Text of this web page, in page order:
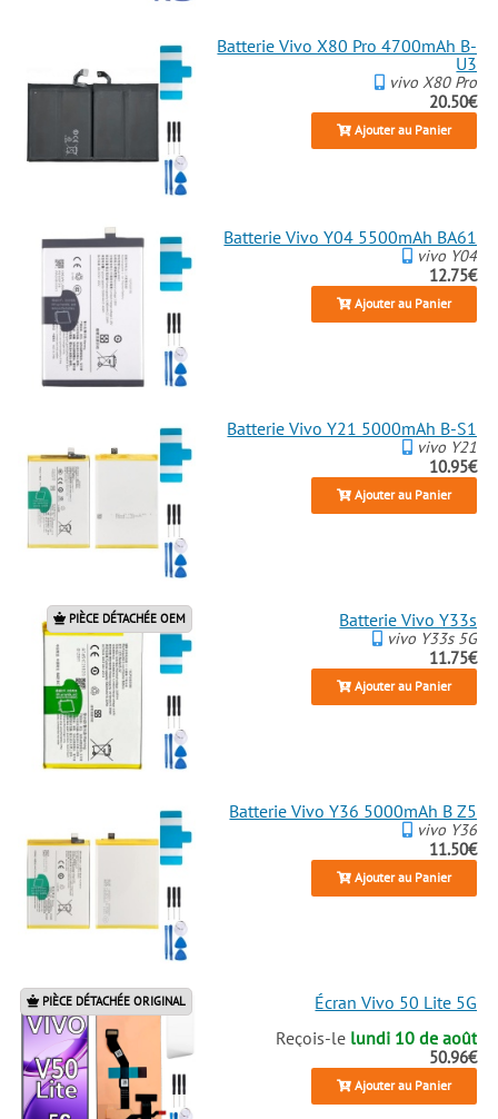
Batterie Vivo X80 Pro 4700mAh B-
U3
vivo X80 Pro
20.50€
Ajouter au Panier
Batterie Vivo Y04 5500mAh BA61
vivo Y04
12.75€
Ajouter au Panier
Batterie Vivo Y21 5000mAh B-S1
vivo Y21
10.95€
Ajouter au Panier
PIÈCE DÉTACHÉE OEM Batterie Vivo Y33s
vivo Y33s 5G
11.75€
Ajouter au Panier
Batterie Vivo Y36 5000mAh B Z5
vivo Y36
11.50€
Ajouter au Panier
PIÈCE DÉTACHÉE ORIGINAL
Écran Vivo 50 Lite 5G
Reçois-le lundi 10 de août
50.96€
Ajouter au Panier